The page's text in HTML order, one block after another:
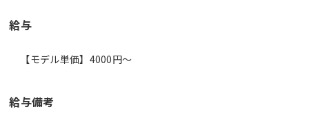
給与
【モデル単価】4000円〜
給与備考